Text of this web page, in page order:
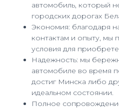
автомобиль, который
городских дорогах
Экономия: благодаря
контактам и опыту, мы
условия для
Надежность: мы
автомобиле во время
достиг Минска либо
идеальном состоянии.
Полное